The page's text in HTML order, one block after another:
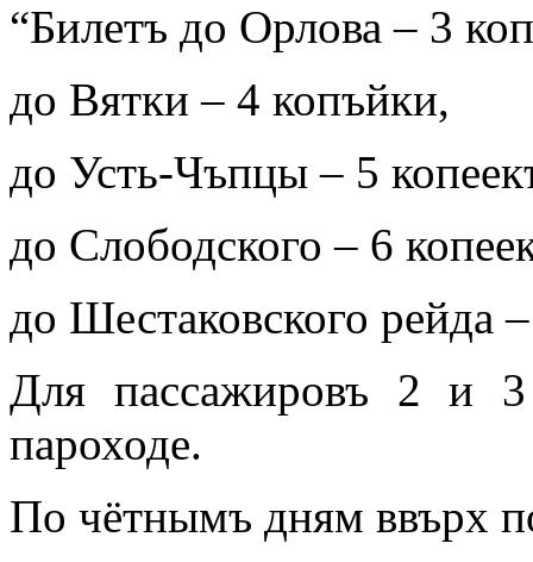
“Билетъ до Орлова – 3
до Вятки – 4 копъйки,
до Усть-Чъпцы – 5
до Слободского – 6
до Шестаковского рейда
Для пассажировъ 2 и 3
пароходе.
По чётнымъ дням ввърх